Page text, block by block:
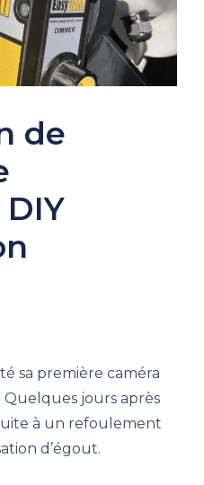
de
sa première caméra
Quelques jours après
à un refoulement
d’égout.